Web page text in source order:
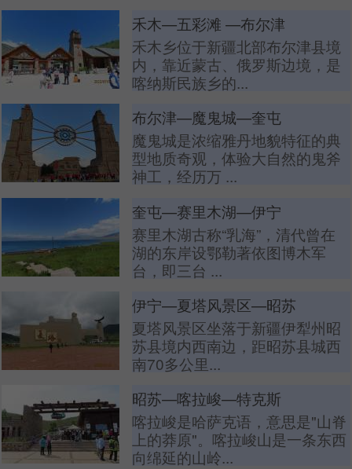
禾木—五彩滩 —布尔津
禾木乡位于新疆北部布尔津县境
内，靠近蒙古、俄罗斯边境，是
喀纳斯民族乡的...
布尔津—魔鬼城—奎屯
魔鬼城是浓缩雅丹地貌特征的典
型地质奇观，体验大自然的鬼斧
神工，经历万 ...
奎屯—赛里木湖—伊宁
赛里木湖古称“乳海”，清代曾在
湖的东岸设鄂勒著依图博木军
台，即三台 ...
伊宁—夏塔风景区—昭苏
夏塔风景区坐落于新疆伊犁州昭
苏县境内西南边，距昭苏县城西
南70多公里...
昭苏—喀拉峻—特克斯
喀拉峻是哈萨克语，意思是"山脊
上的莽原"。喀拉峻山是一条东西
向绵延的山岭...